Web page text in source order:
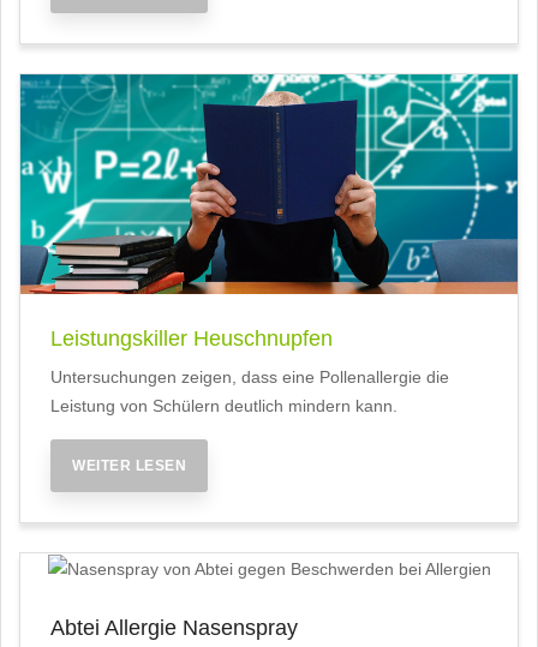
Leistungskiller Heuschnupfen
Untersuchungen zeigen, dass eine Pollenallergie die
Leistung von Schülern deutlich mindern kann.
WEITER LESEN
Abtei Allergie Nasenspray